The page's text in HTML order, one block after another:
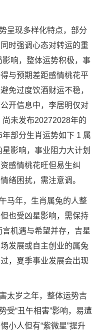
呈现多样化特点，部分
时强调心态对转运的重
响，整体运势积极，事
与预期差距感情桃花平
免过度饮酒财运不稳，
开信息中，李居明仅对
未发布20272028年的
部分生肖运势如下 1 属
影响，事业阻力大计划
感情桃花旺但易生纠
绪困扰，需注意调。
马年，生肖属兔的人整
也受凶星影响，需保持
机遇与希望并存，吉星
发展或自主创业的属兔
，夏季事业发展会出现
太岁之年，整体运势吉
受“丑午相害”影响，易遭
小人但有“紫微星”提升